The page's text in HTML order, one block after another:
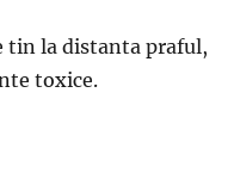
tin la distanta praful,
toxice.